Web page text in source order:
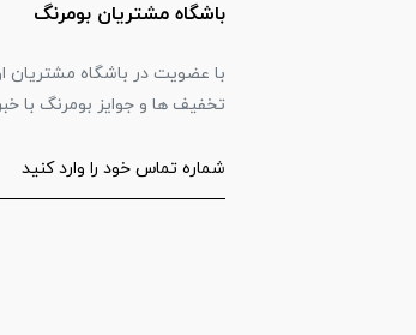
باشگاه مشتریان بومرنگ
با عضویت در باشگاه مشتریان
تخفیف ها و جوایز بومرنگ با